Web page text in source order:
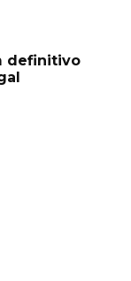
definitivo